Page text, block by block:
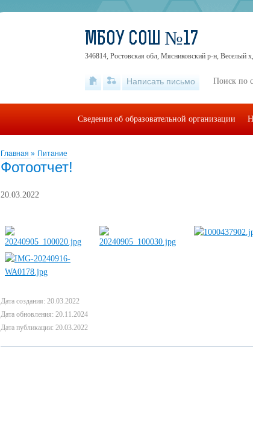
Главная » Питание
Фотоотчет!
20.03.2022
Дата создания: 20.03.2022
Дата обновления: 20.11.2024
Дата публикации: 20.03.2022
МБОУ СОШ №17
346814, Ростовская обл, Мясниковский р-н, Веселый
Написать письмо
Сведения об образовательной организации